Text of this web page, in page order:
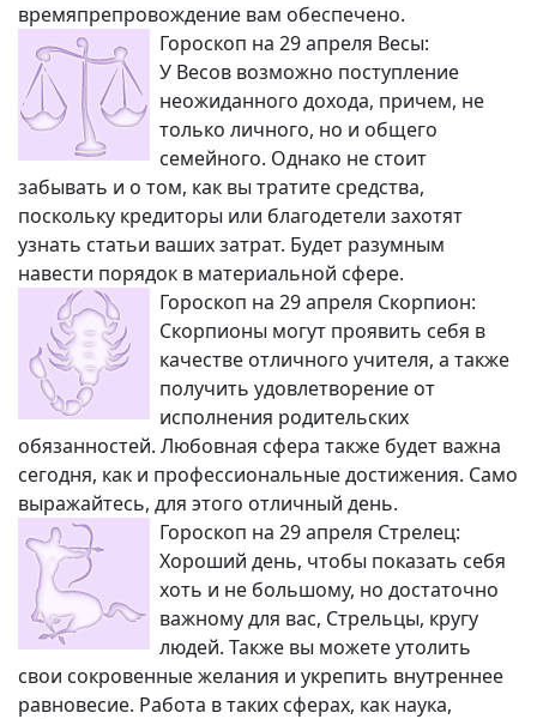
времяпрепровождение вам обеспечено.
Гороскоп на 29 апреля Весы:
У Весов возможно поступление
неожиданного дохода, причем, не
только личного, но и общего
семейного. Однако не стоит
забывать и о том, как вы тратите средства,
поскольку кредиторы или благодетели захотят
узнать статьи ваших затрат. Будет разумным
навести порядок в материальной сфере.
Гороскоп на 29 апреля Скорпион:
Скорпионы могут проявить себя в
качестве отличного учителя, а также
получить удовлетворение от
исполнения родительских
обязанностей. Любовная сфера также будет важна
сегодня, как и профессиональные достижения. Само
выражайтесь, для этого отличный день.
Гороскоп на 29 апреля Стрелец:
Хороший день, чтобы показать себя
хоть и не большому, но достаточно
важному для вас, Стрельцы, кругу
людей. Также вы можете утолить
свои сокровенные желания и укрепить внутреннее
равновесие. Работа в таких сферах, как наука,